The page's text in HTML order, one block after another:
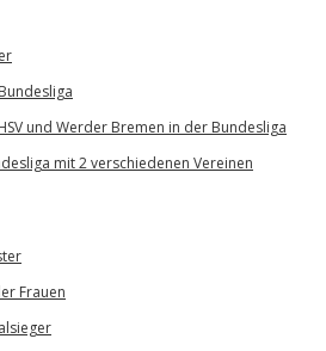
und Werder Bremen in der Bundesliga
mit 2 verschiedenen Vereinen
Frauen